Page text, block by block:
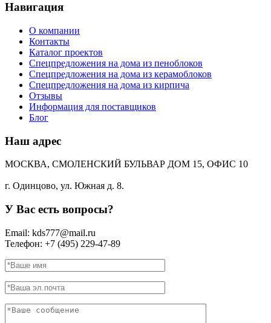
Навигация
О компании
Контакты
Каталог проектов
Спецпредложения на дома из пеноблоков
Спецпредложения на дома из керамоблоков
Спецпредложения на дома из кирпича
Отзывы
Информация для поставщиков
Блог
Наш адрес
МОСКВА, СМОЛЕНСКИЙ БУЛЬВАР ДОМ 15, ОФИС 10
г. Одинцово, ул. Южная д. 8.
У Вас есть вопросы?
Email: kds777@mail.ru
Телефон: +7 (495) 229-47-89